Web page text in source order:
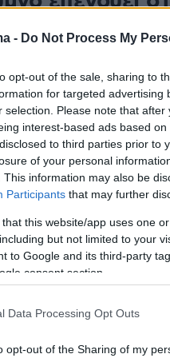
- Do Not Process My
opt-out of the sale, sharing to
for targeted
selection. Please note that
interest-based ads based
to third parties prior to
of your personal
This information may also be
Participants that may further
that this website/app uses one
but not limited to your
to Google and its third-party
consent section.
Data Processing Opt Outs
opt-out of the Sharing of my
με αφορμή
διοργανώνει
ενδοχώρα της
βιώσιμης κινητικότητας
προγράμματα
– Τι
κλοπή και
ποδηλάτου στην
- Δείτε τι καλύπτουν τα